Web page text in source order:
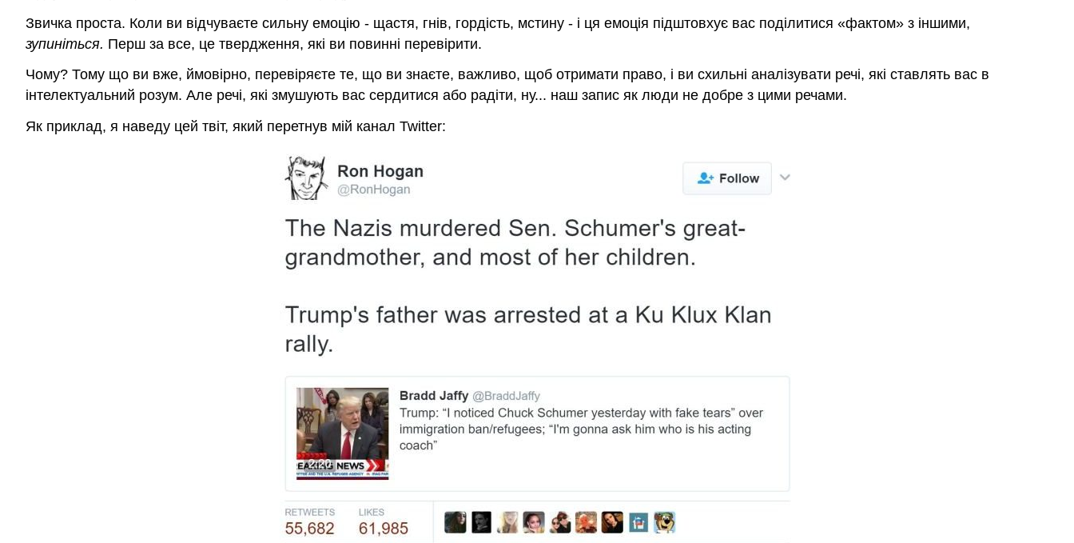
Звичка проста. Коли ви відчуваєте сильну емоцію - щастя, гнів, гордість, мстину - і ця емоція підштовхує вас поділитися «фактом» з іншими,
зупиніться. Перш за все, це твердження, які ви повинні перевірити.
Чому? Тому що ви вже, ймовірно, перевіряєте те, що ви знаєте, важливо, щоб отримати право, і ви схильні аналізувати речі, які ставлять вас в
інтелектуальний розум. Але речі, які змушують вас сердитися або радіти, ну... наш запис як люди не добре з цими речами.
Як приклад, я наведу цей твіт, який перетнув мій канал Twitter: